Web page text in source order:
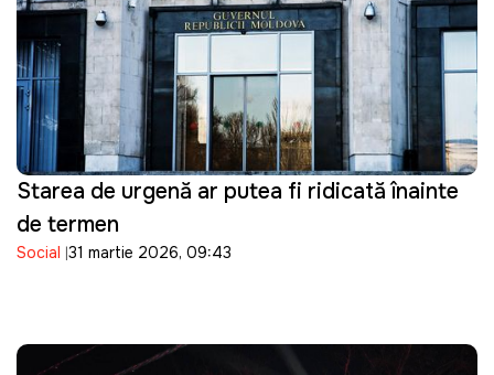
Starea de urgență ar putea fi ridicată înainte
de termen
Social 31 martie 2026, 09:43